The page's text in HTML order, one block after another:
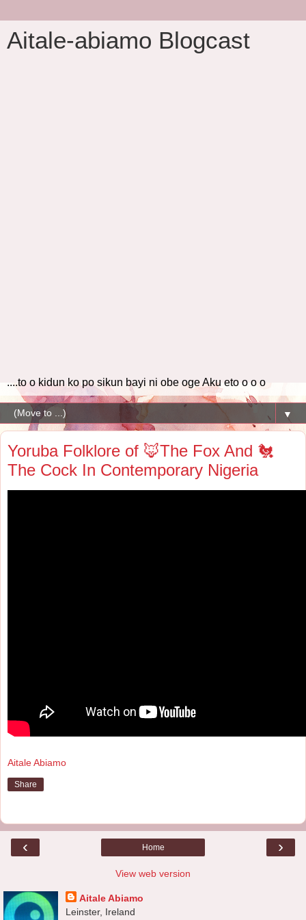
Aitale-abiamo Blogcast
....to o kidun ko po sikun bayi ni obe oge Aku eto o o o
▼
Yoruba Folklore of 🦊The Fox And 🐔
The Cock In Contemporary Nigeria
Aitale Abiamo
Share
‹ ›
Home
View web version
Aitale Abiamo
Leinster, Ireland